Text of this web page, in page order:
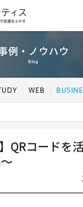
例・ノウハウ
Blog
WEB
QRコードを